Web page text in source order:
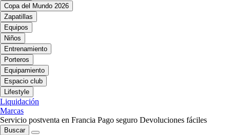
Copa del Mundo 2026
Zapatillas
Equipos
Niños
Entrenamiento
Porteros
Equipamiento
Espacio club
Lifestyle
Liquidación
Marcas
Servicio postventa en Francia Pago seguro Devoluciones fáciles
Buscar